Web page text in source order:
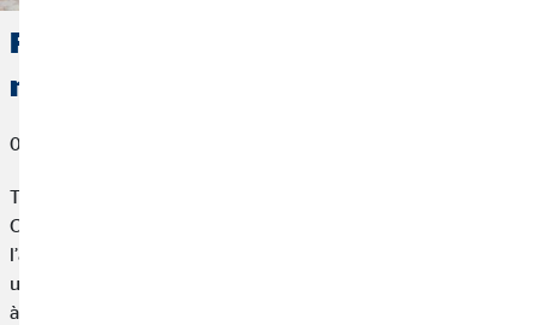
Financer ses études : comment ça
marche ?
04 mai 2022
Tu voudrais étudier ? Peut-être ajouter un master à ta licence ?
Comparé aux apprentissages, il est plus difficile de gagner de
l’argent durant les études. Même si tu t’inscris dans une
université publique, tu auras quand même des coûts mensuels
à payer. C’est pourquoi nous avons regroupé dans cet article